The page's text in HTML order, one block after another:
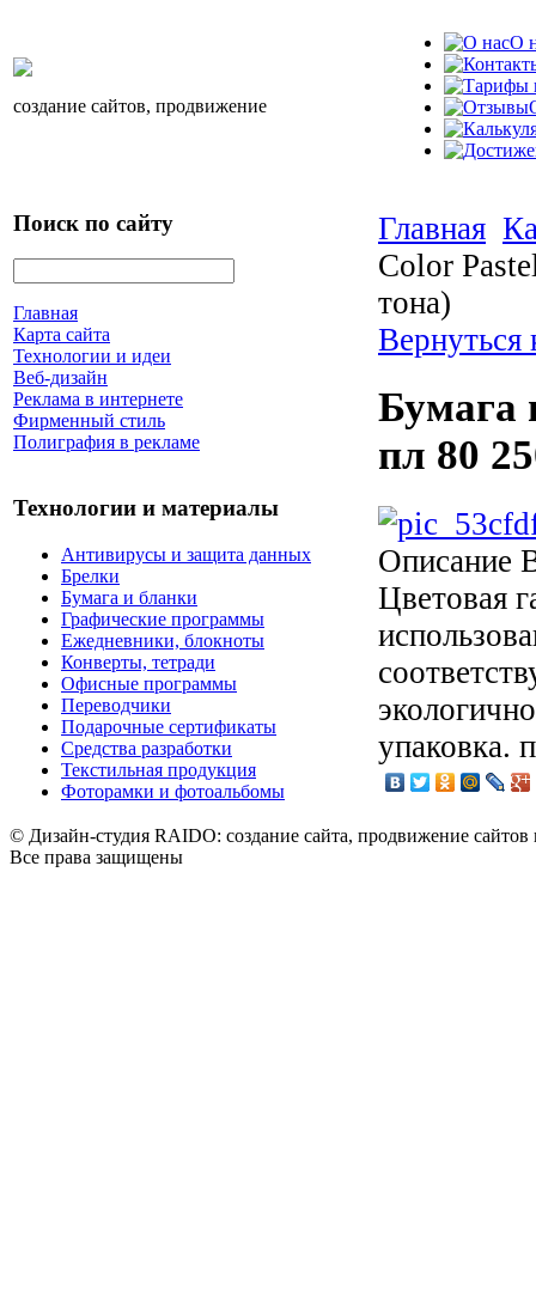
создание сайтов, продвижение
О
Поиск по сайту
Главная
Карта сайта
Технологии и идеи
Веб-дизайн
Реклама в интернете
Фирменный стиль
Полиграфия в рекламе
Технологии и материалы
Антивирусы и защита данных
Брелки
Бумага и бланки
Графические программы
Ежедневники, блокноты
Конверты, тетради
Офисные программы
Переводчики
Подарочные сертификаты
Средства разработки
Текстильная продукция
Фоторамки и фотоальбомы
Главная
Color
тона)
Вернуться
Бумага
пл 80
Описание
Цветовая
упаковка.
© Дизайн-студия RAIDO: создание сайта, продвижение сайтов
Все права защищены